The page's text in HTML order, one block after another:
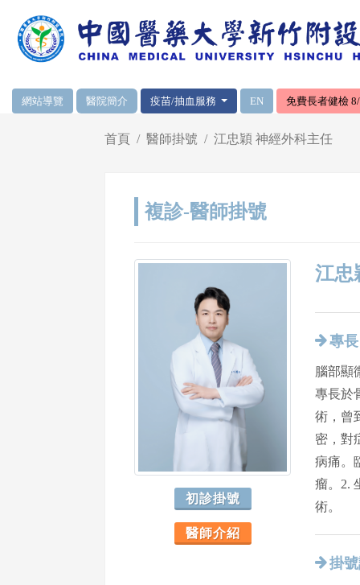
網頁頂端重要消息及連結
網站導覽 醫院簡介 疫苗/抽血服務 EN 免費長者健檢
首頁 醫師掛號 江忠穎 神經外科主任
複診-醫師掛號
初診掛號
醫師介紹
江忠
專長
腦部顯
專長於
術，曾
密，對
病痛。
瘤。2.
術。
掛